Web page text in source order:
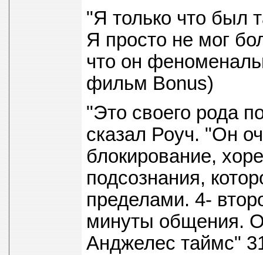
"Я только что был
Я просто не мог
что он
фильм Bonus)
"Это своего рода
сказал Роуч. "Он
блокирование,
подсознания,
пределами. 4-
минуты общения.
Анджелес таймс"